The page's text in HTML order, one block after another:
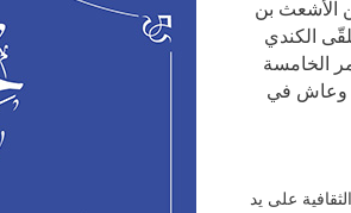
الأشعث بن
قبيلة كندة، ولد في “الكوفة” بالعراق في عام 801م.تلقّى الكندي
الخامسة
وعاش في
على يد